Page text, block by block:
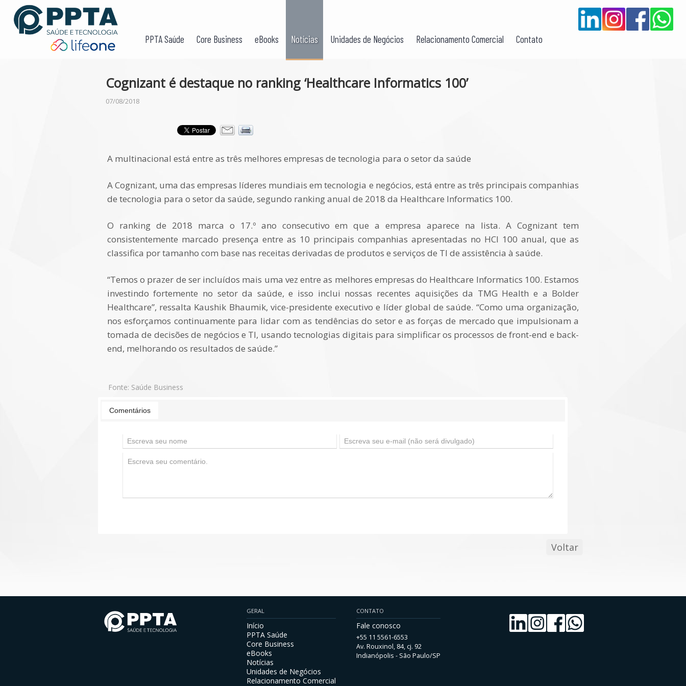
PPTA Saúde Core Business eBooks Notícias Unidades de Negócios Relacionamento Comercial Contato
Cognizant é destaque no ranking ‘Healthcare Informatics 100’
07/08/2018
A multinacional está entre as três melhores empresas de tecnologia para o setor da saúde
A Cognizant, uma das empresas líderes mundiais em tecnologia e negócios, está entre as três principais companhias
de tecnologia para o setor da saúde, segundo ranking anual de 2018 da Healthcare Informatics 100.
O ranking de 2018 marca o 17.º ano consecutivo em que a empresa aparece na lista. A Cognizant tem
consistentemente marcado presença entre as 10 principais companhias apresentadas no HCI 100 anual, que as
classifica por tamanho com base nas receitas derivadas de produtos e serviços de TI de assistência à saúde.
“Temos o prazer de ser incluídos mais uma vez entre as melhores empresas do Healthcare Informatics 100. Estamos
investindo fortemente no setor da saúde, e isso inclui nossas recentes aquisições da TMG Health e a Bolder
Healthcare”, ressalta Kaushik Bhaumik, vice-presidente executivo e líder global de saúde. “Como uma organização,
nos esforçamos continuamente para lidar com as tendências do setor e as forças de mercado que impulsionam a
tomada de decisões de negócios e TI, usando tecnologias digitais para simplificar os processos de front-end e back-
end, melhorando os resultados de saúde.”
Fonte: Saúde Business
Comentários
Voltar
GERAL
Início
PPTA Saúde
Core Business
eBooks
Notícias
Unidades de Negócios
Relacionamento Comercial
CONTATO
Fale conosco
+55 11 5561-6553
Av. Rouxinol, 84, cj. 92
Indianópolis - São Paulo/SP